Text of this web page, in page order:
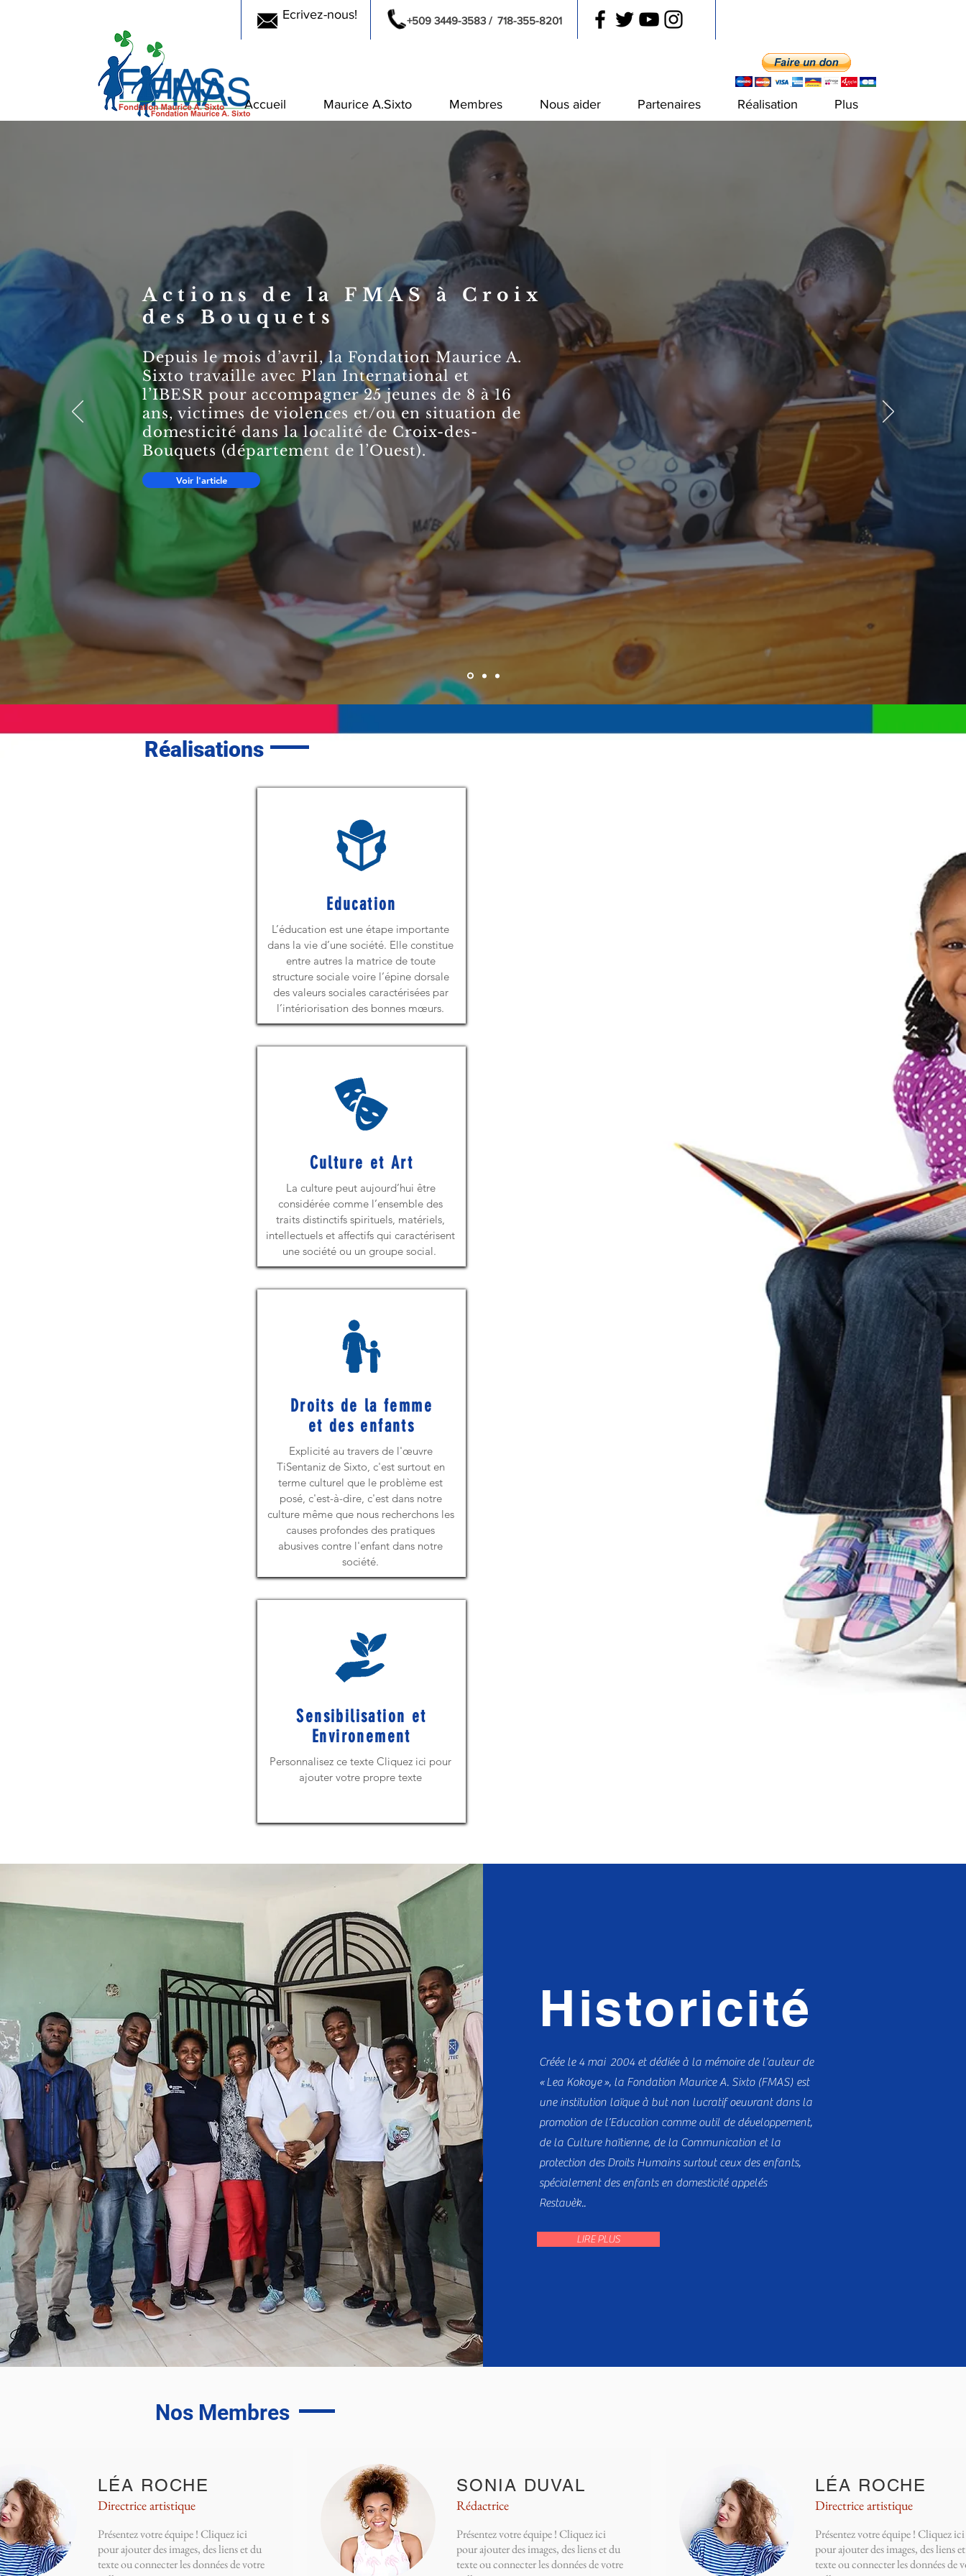
Accueil Maurice A.Sixto Membres Nous aider Partenaires Réalisation Plus
+509 3449-3583 / 718-355-8201
Ecrivez-nous!
Actions de la FMAS à Croix
des Bouquets
Depuis le mois d’avril, la Fondation Maurice A.
Sixto travaille avec Plan International et
l’IBESR pour accompagner 25 jeunes de 8 à 16
ans, victimes de violences et/ou en situation de
domesticité dans la localité de Croix-des-
Bouquets (département de l’Ouest).
Voir l'article
Réalisations
Education
L’éducation est une étape importante
dans la vie d’une société. Elle constitue
entre autres la matrice de toute
structure sociale voire l’épine dorsale
des valeurs sociales caractérisées par
l’intériorisation des bonnes mœurs.
Culture et Art
La culture peut aujourd’hui être
considérée comme l’ensemble des
traits distinctifs spirituels, matériels,
intellectuels et affectifs qui caractérisent
une société ou un groupe social.
Droits de la femme
et des enfants
Explicité au travers de l'œuvre
TiSentaniz de Sixto, c'est surtout en
terme culturel que le problème est
posé, c'est-à-dire, c'est dans notre
culture même que nous recherchons les
causes profondes des pratiques
abusives contre l'enfant dans notre
société.
Sensibilisation et
Environement
Personnalisez ce texte Cliquez ici pour
ajouter votre propre texte
Historicité
Créée le 4 mai 2004 et dédiée à la mémoire de l’auteur de
« Lea Kokoye », la Fondation Maurice A. Sixto (FMAS) est
une institution laïque à but non lucratif oeuvrant dans la
promotion de l’Education comme outil de développement,
de la Culture haïtienne, de la Communication et la
protection des Droits Humains surtout ceux des enfants,
spécialement des enfants en domesticité appelés
Restavèk..
LIRE PLUS
Nos Membres
LÉA ROCHE
Directrice artistique
Présentez votre équipe ! Cliquez ici
pour ajouter des images, des liens et du
texte ou connecter les données de votre
SONIA DUVAL
Rédactrice
Présentez votre équipe ! Cliquez ici
pour ajouter des images, des liens et du
texte ou connecter les données de votre
LÉA ROCHE
Directrice artistique
Présentez votre équipe ! Cliquez ici
pour ajouter des images, des liens
texte ou connecter les données de